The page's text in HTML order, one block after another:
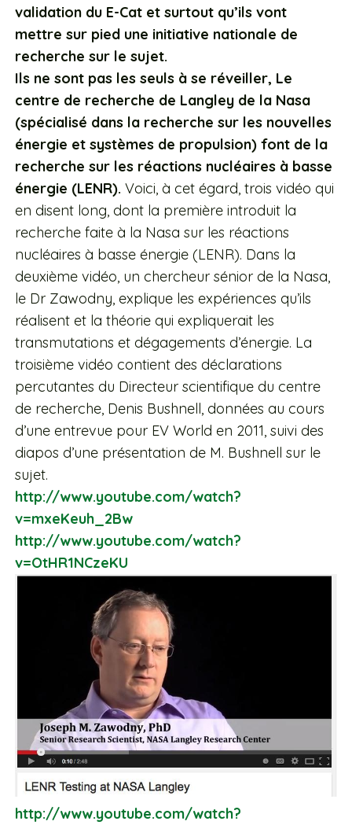
validation du E-Cat et surtout qu’ils vont
mettre sur pied une initiative nationale de
recherche sur le sujet.
Ils ne sont pas les seuls à se réveiller, Le
centre de recherche de Langley de la Nasa
(spécialisé dans la recherche sur les nouvelles
énergie et systèmes de propulsion) font de la
recherche sur les réactions nucléaires à basse
énergie (LENR). Voici, à cet égard, trois vidéo qui
en disent long, dont la première introduit la
recherche faite à la Nasa sur les réactions
nucléaires à basse énergie (LENR). Dans la
deuxième vidéo, un chercheur sénior de la Nasa,
le Dr Zawodny, explique les expériences qu’ils
réalisent et la théorie qui expliquerait les
transmutations et dégagements d’énergie. La
troisième vidéo contient des déclarations
percutantes du Directeur scientifique du centre
de recherche, Denis Bushnell, données au cours
d’une entrevue pour EV World en 2011, suivi des
diapos d’une présentation de M. Bushnell sur le
sujet.
http://www.youtube.com/watch?
v=mxeKeuh_2Bw
http://www.youtube.com/watch?
v=OtHR1NCzeKU
http://www.youtube.com/watch?